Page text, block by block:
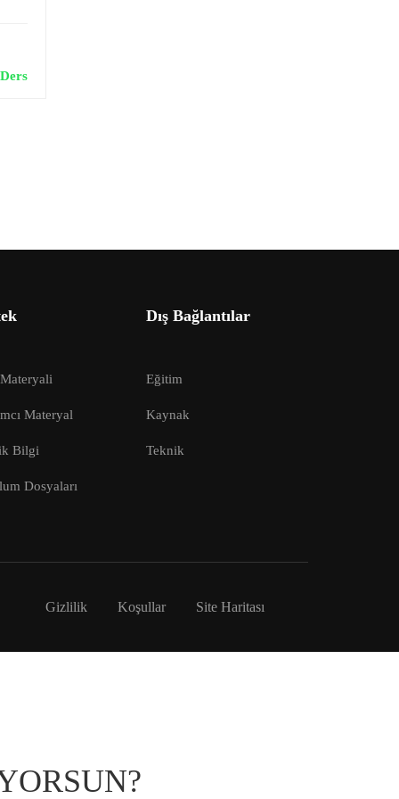
Materyal
Bilgi
Dosyaları
Dış Bağlantılar
Eğitim
Kaynak
Teknik
Gizlilik Koşullar Site Haritası